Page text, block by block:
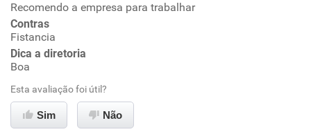
Oportunidade de promoção
Ambiente de trabalho
Benefícios
Recomendo a empresa para trabalhar
Contras
Fistancia
Dica a diretoria
Boa
Esta avaliação foi útil?
Sim Não